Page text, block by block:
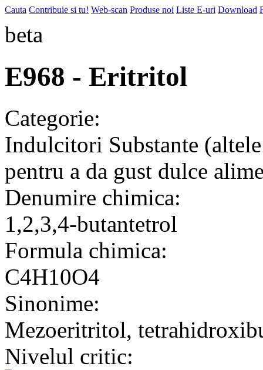
Cauta Contribuie si tu! Web-scan Produse noi Liste E-uri Download
beta
E968 - Eritritol
Categorie:
Indulcitori Substante
pentru a da gust dulce
Denumire chimica:
1,2,3,4-butantetrol
Formula chimica:
C4H10O4
Sinonime:
Mezoeritritol,
Nivelul critic: